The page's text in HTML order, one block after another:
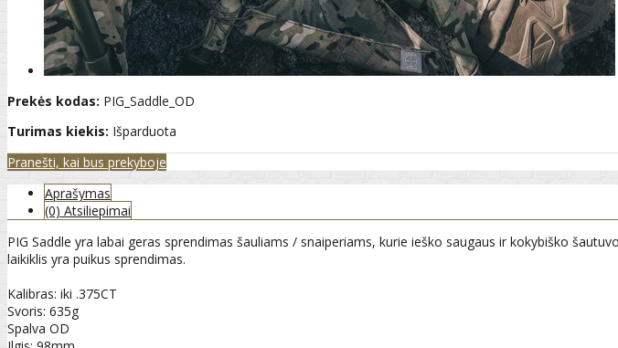
Prekės kodas: PIG_Saddle_OD
Turimas kiekis: Išparduota
Pranešti, kai bus prekyboje
Aprašymas
(0) Atsiliepimai
PIG Saddle yra labai geras sprendimas šauliams / snaiperiams, kurie ieško saugaus ir kokybiško
laikiklis yra puikus sprendimas.
Kalibras: iki .375CT
Svoris: 635g
Spalva OD